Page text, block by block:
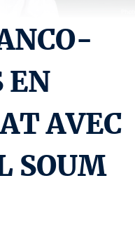
EN
AVEC
SOUM